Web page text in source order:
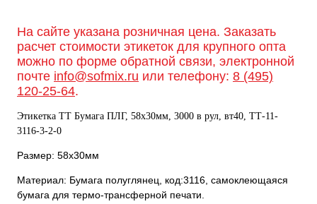
На сайте указана розничная цена. Заказать
расчет стоимости этикеток для крупного опта
можно по форме обратной связи, электронной
почте info@sofmix.ru или телефону: 8 (495)
120-25-64.
Этикетка ТТ Бумага ПЛГ, 58х30мм, 3000 в рул, вт40, TТ-11-
3116-3-2-0
Размер: 58х30мм
Материал: Бумага полуглянец, код:3116, самоклеющаяся
бумага для термо-трансферной печати.